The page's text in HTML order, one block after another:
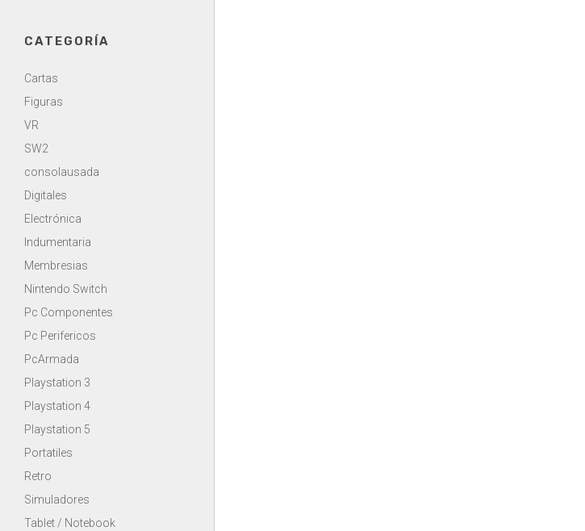
CATEGORÍA
Cartas
Figuras
VR
SW2
consolausada
Digitales
Electrónica
Indumentaria
Membresias
Nintendo Switch
Pc Componentes
Pc Perifericos
PcArmada
Playstation 3
Playstation 4
Playstation 5
Portatiles
Retro
Simuladores
Tablet / Notebook